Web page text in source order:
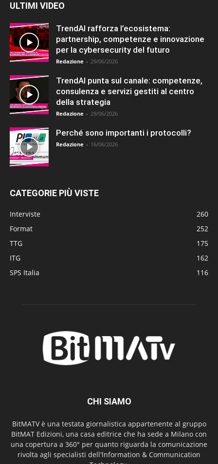
ULTIMI VIDEO
TrendAI rafforza l’ecosistema:
partnership, competenze e innovazione
per la cybersecurity del futuro
Redazione - 29/06/2026
TrendAI punta sul canale: competenze,
consulenza e servizi gestiti al centro
della strategia
Redazione - 29/06/2026
Perché sono importanti i protocolli?
Redazione - 16/06/2026
CATEGORIE PIÙ VISTE
Interviste
260
Format
252
TTG
175
ITG
162
SPS Italia
116
CHI SIAMO
BitMATV è una testata giornalistica appartenente al gruppo
BitMAT Edizioni, una casa editrice che ha sede a Milano con
una copertura a 360° per quanto riguarda la comunicazione
rivolta agli specialisti dell'lnformation & Communication